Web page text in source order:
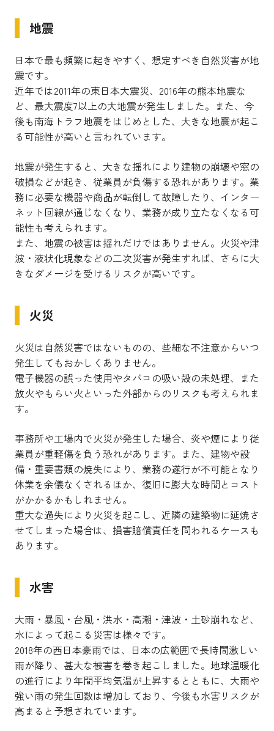
地震
日本で最も頻繁に起きやすく、想定すべき自然災害が地
震です。
近年では2011年の東日本大震災、2016年の熊本地震な
ど、最大震度7以上の大地震が発生しました。また、今
後も南海トラフ地震をはじめとした、大きな地震が起こ
る可能性が高いと言われています。
地震が発生すると、大きな揺れにより建物の崩壊や窓の
破損などが起き、従業員が負傷する恐れがあります。業
務に必要な機器や商品が転倒して故障したり、インター
ネット回線が通じなくなり、業務が成り立たなくなる可
能性も考えられます。
また、地震の被害は揺れだけではありません。火災や津
波・液状化現象などの二次災害が発生すれば、さらに大
きなダメージを受けるリスクが高いです。
火災
火災は自然災害ではないものの、些細な不注意からいつ
発生してもおかしくありません。
電子機器の誤った使用やタバコの吸い殻の未処理、また
放火やもらい火といった外部からのリスクも考えられま
す。
事務所や工場内で火災が発生した場合、炎や煙により従
業員が重軽傷を負う恐れがあります。また、建物や設
備・重要書類の焼失により、業務の遂行が不可能となり
休業を余儀なくされるほか、復旧に膨大な時間とコスト
がかかるかもしれません。
重大な過失により火災を起こし、近隣の建築物に延焼さ
せてしまった場合は、損害賠償責任を問われるケースも
あります。
水害
大雨・暴風・台風・洪水・高潮・津波・土砂崩れなど、
水によって起こる災害は様々です。
2018年の西日本豪雨では、日本の広範囲で長時間激しい
雨が降り、甚大な被害を巻き起こしました。地球温暖化
の進行により年間平均気温が上昇するとともに、大雨や
強い雨の発生回数は増加しており、今後も水害リスクが
高まると予想されています。